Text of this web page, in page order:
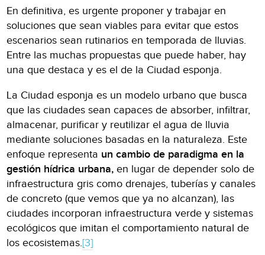
En definitiva, es urgente proponer y trabajar en
soluciones que sean viables para evitar que estos
escenarios sean rutinarios en temporada de lluvias.
Entre las muchas propuestas que puede haber, hay
una que destaca y es el de la Ciudad esponja.
La Ciudad esponja es un modelo urbano que busca
que las ciudades sean capaces de absorber, infiltrar,
almacenar, purificar y reutilizar el agua de lluvia
mediante soluciones basadas en la naturaleza. Este
enfoque representa un cambio de paradigma en la
gestión hídrica urbana,en lugar de depender solo de
infraestructura gris como drenajes, tuberías y canales
de concreto (que vemos que ya no alcanzan), las
ciudades incorporan infraestructura verde y sistemas
ecológicos que imitan el comportamiento natural de
los ecosistemas.[3]